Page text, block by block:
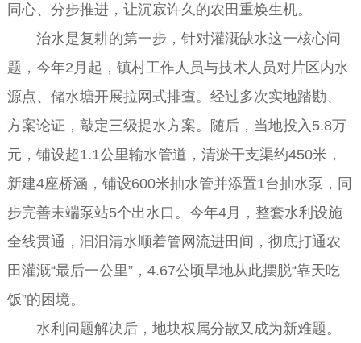
同心、分步推进，让沉寂许久的农田重焕生机。
治水是复耕的第一步，针对灌溉缺水这一核心问
题，今年2月起，镇村工作人员与技术人员对片区内水
源点、储水塘开展拉网式排查。经过多次实地踏勘、
方案论证，敲定三级提水方案。随后，当地投入5.8万
元，铺设超1.1公里输水管道，清淤干支渠约450米，
新建4座桥涵，铺设600米抽水管并添置1台抽水泵，同
步完善末端泵站5个出水口。今年4月，整套水利设施
全线贯通，汩汩清水顺着管网流进田间，彻底打通农
田灌溉“最后一公里”，4.67公顷旱地从此摆脱“靠天吃
饭”的困境。
水利问题解决后，地块权属分散又成为新难题。